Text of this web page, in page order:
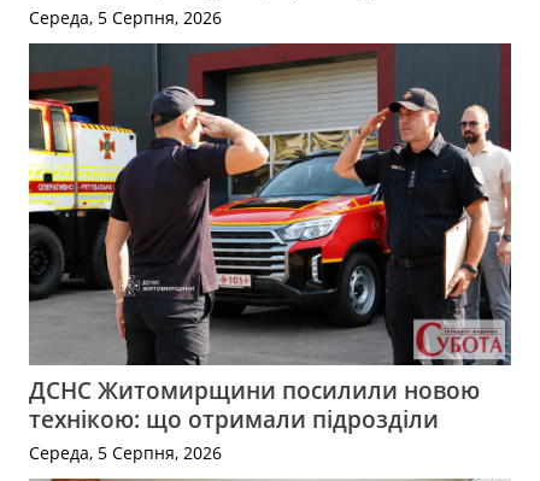
Середа, 5 Серпня, 2026
ДСНС Житомирщини посилили новою
технікою: що отримали підрозділи
Середа, 5 Серпня, 2026